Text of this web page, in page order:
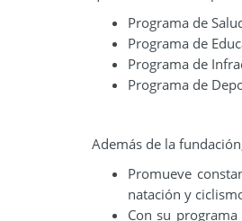
Programa de
Programa de
Programa de
Programa de
Además de la
Promueve
natación y
Con su